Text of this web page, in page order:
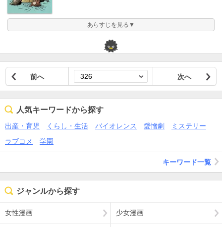
あらすじを見る▼
前へ 次へ
人気キーワードから探す
出産・育児 くらし・生活 バイオレンス 愛憎劇
ミステリー
ラブコメ
学園
キーワード一覧
ジャンルから探す
女性漫画 少女漫画